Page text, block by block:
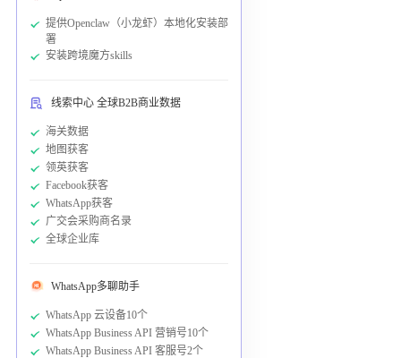
提供Openclaw（小龙虾）本地化安装部
署
安装跨境魔方skills
线索中心 全球B2B商业数据
海关数据
地图获客
领英获客
Facebook获客
WhatsApp获客
广交会采购商名录
全球企业库
WhatsApp多聊助手
WhatsApp 云设备10个
WhatsApp Business API 营销号10个
WhatsApp Business API 客服号2个